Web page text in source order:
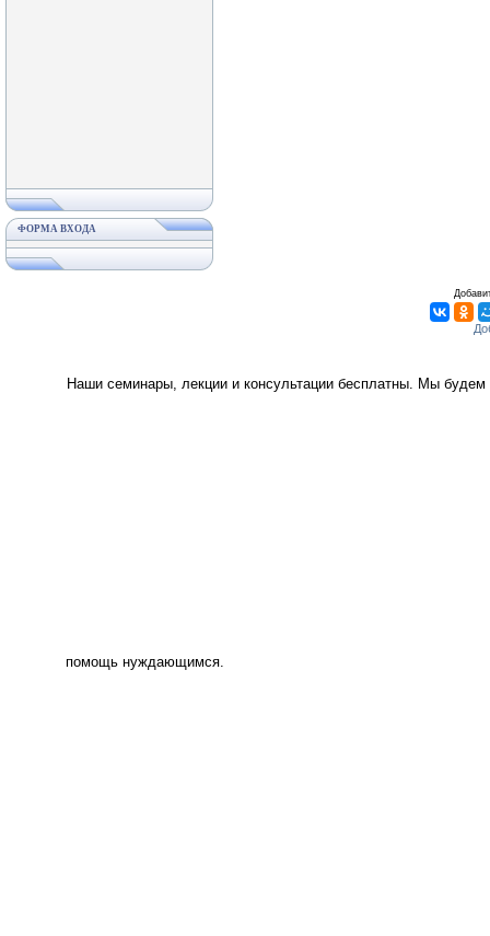
ФОРМА ВХОДА
Наши семинары, лекции и консультации бесплатны. Мы
помощь нуждающимся.